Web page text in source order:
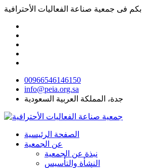
بكم فى جمعية صناعة الفعاليات الأحترافية
00966546146150
info@peia.org.sa
جدة، المملكة العربية السعودية
الصفحة الرئيسية
عن الجمعية
نبذة عن الجمعية
النشأة والتأسيس